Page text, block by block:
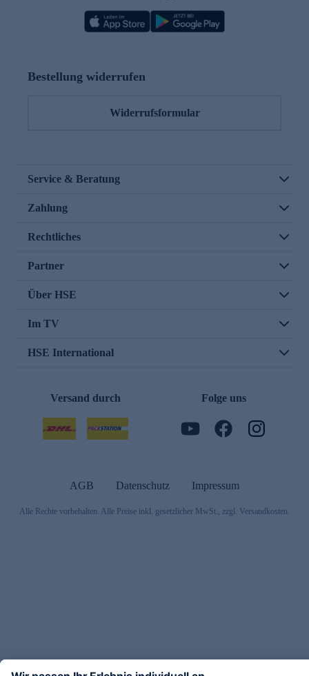
Bestellung widerrufen
Widerrufsformular
Service & Beratung
Zahlung
Rechtliches
Partner
Über HSE
Im TV
HSE International
Versand durch Folge uns
AGB Datenschutz Impressum
Alle Rechte vorbehalten. Alle Preise inkl. gesetzlicher MwSt., zzgl. Versandkosten.